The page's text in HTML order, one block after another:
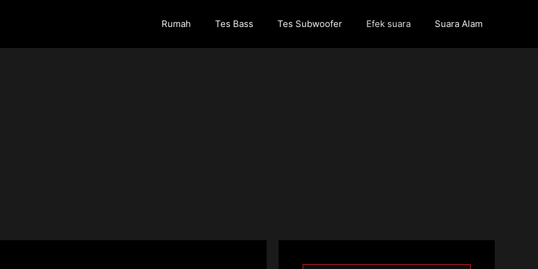
Rumah Tes Bass Tes Subwoofer Efek suara Suara Alam